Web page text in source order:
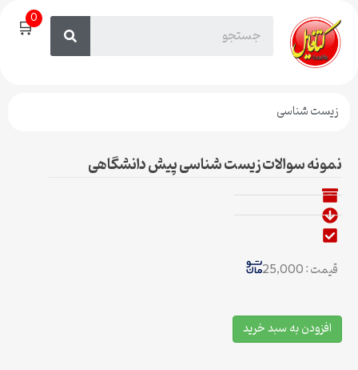
🛒0
زیست شناسی
نمونه سوالات زیست شناسی پیش دانشگاهی
قیمت : 25,000
افزودن به سبد خرید